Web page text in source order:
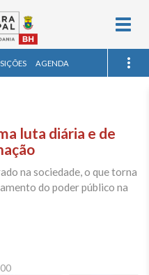
AGENDA
luta diária e de
na sociedade, o que torna
do poder público na